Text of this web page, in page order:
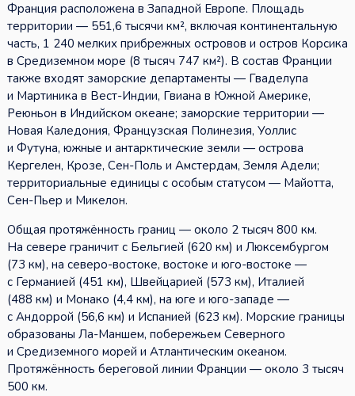
Франция расположена в Западной Европе. Площадь
территории — 551,6 тысячи км², включая континентальную
часть, 1 240 мелких прибрежных островов и остров Корсика
в Средиземном море (8 тысяч 747 км²). В состав Франции
также входят заморские департаменты — Гваделупа
и Мартиника в Вест-Индии, Гвиана в Южной Америке,
Реюньон в Индийском океане; заморские территории —
Новая Каледония, Французская Полинезия, Уоллис
и Футуна, южные и антарктические земли — острова
Кергелен, Крозе, Сен-Поль и Амстердам, Земля Адели;
территориальные единицы с особым статусом — Майотта,
Сен-Пьер и Микелон.
Общая протяжённость границ — около 2 тысяч 800 км.
На севере граничит с Бельгией (620 км) и Люксембургом
(73 км), на северо-востоке, востоке и юго-востоке —
с Германией (451 км), Швейцарией (573 км), Италией
(488 км) и Монако (4,4 км), на юге и юго-западе —
с Андоррой (56,6 км) и Испанией (623 км). Морские границы
образованы Ла-Маншем, побережьем Северного
и Средиземного морей и Атлантическим океаном.
Протяжённость береговой линии Франции — около 3 тысяч
500 км.